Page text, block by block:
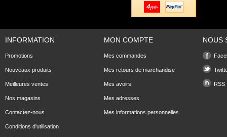
INFORMATION
Promotions
Nouveaux produits
Meilleures ventes
Nos magasins
Contactez-nous
Conditions d'utilisation
MON COMPTE
Mes commandes
Mes retours de marchandise
Mes avoirs
Mes adresses
Mes informations personnelles
NOUS
RSS